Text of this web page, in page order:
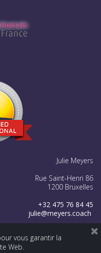
Julie Meyers
Rue Saint-Henri 86
1200 Bruxelles
+32 475 76 84 45
julie@meyers.coach
  
vous garantir la
Web.